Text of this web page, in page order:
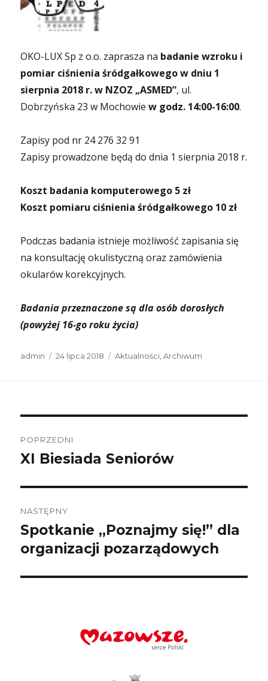
OKO-LUX Sp z o.o. zaprasza na badanie wzroku i
pomiar ciśnienia śródgałkowego w dniu 1
sierpnia 2018 r. w NZOZ „ASMED”, ul.
Dobrzyńska 23 w Mochowiew godz. 14:00-16:00.
Zapisy pod nr 24 276 32 91
Zapisy prowadzone będą do dnia 1 sierpnia 2018 r.
Koszt badania komputerowego 5 zł
Koszt pomiaru ciśnienia śródgałkowego 10 zł
Podczas badania istnieje możliwość zapisania się
na konsultację okulistyczną oraz zamówienia
okularów korekcyjnych.
Badania przeznaczone są dla osób dorosłych
(powyżej 16-go roku życia)
Autor
admin
Data
24 lipca 2018 Kategorie
Aktualności ,Archiwum
wpisu
POPRZEDNI
Poprzedni
XI Biesiada Seniorów
NASTĘPNY
Następny
wpis:
Spotkanie „Poznajmy się!” dla
organizacji pozarządowych